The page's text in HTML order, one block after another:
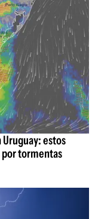
estos
por tormentas